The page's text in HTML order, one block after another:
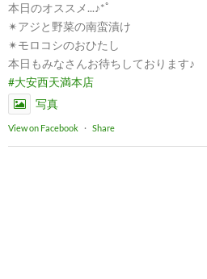
本日のオススメ...♪*ﾟ
✴︎アジと野菜の南蛮漬け
✴︎モロコシのおひたし
本日もみなさんお待ちしております♪
#大安西天満本店
写真
View on Facebook · Share